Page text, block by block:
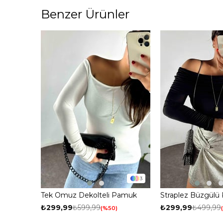
Benzer Ürünler
3
Tek Omuz Dekolteli Pamuk
Kumaş Kadın Body Ekru
₺299,99₺599,99 %50
Straplez Büzgülü
Siyah
₺299,99₺499,99